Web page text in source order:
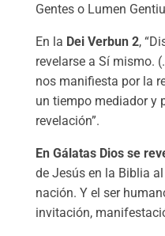
Gentes o Lumen
En la Dei Verbun 2,
revelarse a Sí mismo.
nos manifiesta por la
un tiempo mediador y
revelación”.
En Gálatas Dios se
de Jesús en la Biblia
nación. Y el ser
invitación,